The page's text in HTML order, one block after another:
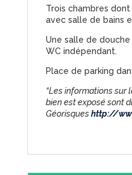
Trois chambres
avec salle de bains
Une salle de
WC indépendant.
Place de parking
“Les informations sur
bien est exposé sont
Géorisqueshttp://